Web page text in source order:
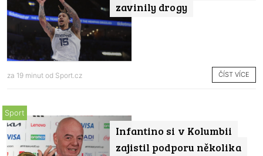
zavinily drogy
za 19 minut od Sport.cz ČÍST VÍCE
Infantino si v Kolumbii
zajistil podporu několika
Sport